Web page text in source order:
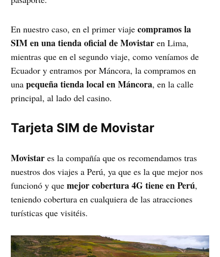
En nuestro caso, en el primer viajecompramos la
SIM en una tienda oficial de Movistar en Lima,
mientras que en el segundo viaje, como veníamos de
Ecuador y entramos por Máncora, la compramos en
unapequeña tienda local en Máncora, en la calle
principal, al lado del casino.
Tarjeta SIM de Movistar
Movistar es la compañía que os recomendamos tras
nuestros dos viajes a Perú, ya que es la que mejor nos
funcionó y quemejor cobertura 4G tiene en Perú,
teniendo cobertura en cualquiera de las atracciones
turísticas que visitéis.